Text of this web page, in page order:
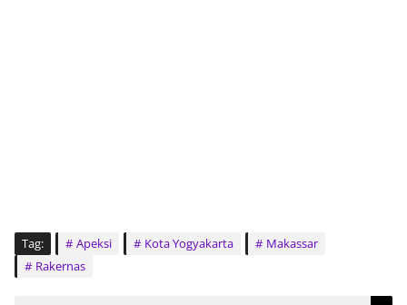
Tag: Apeksi Kota Yogyakarta
Makassar
Rakernas